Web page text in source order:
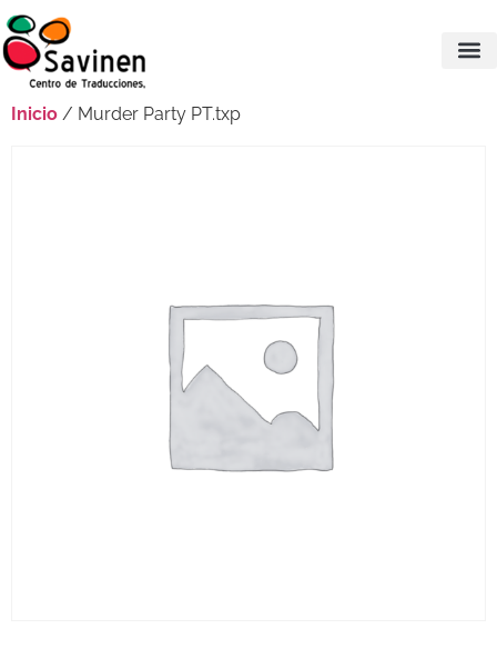
Inicio / Murder Party PT.txp